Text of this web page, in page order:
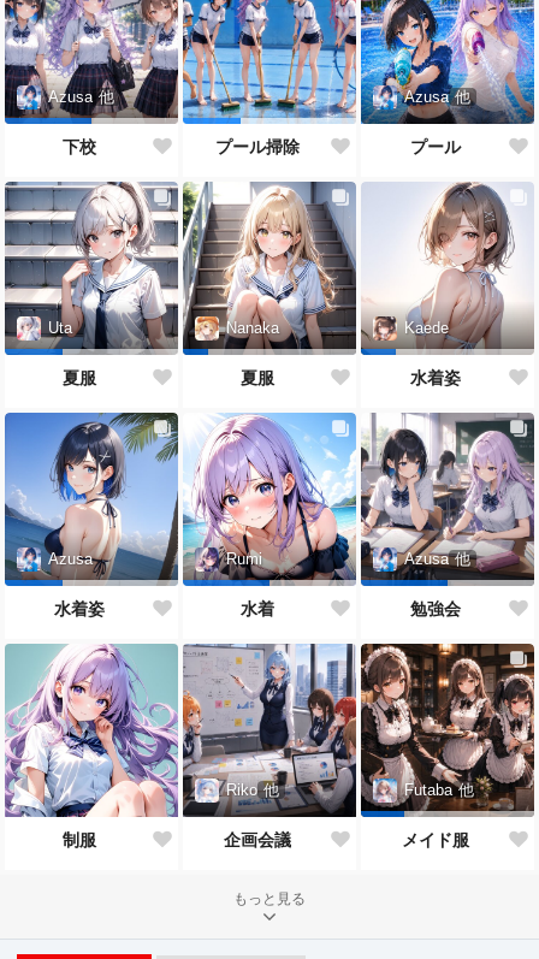
Azusa 他
下校 プール掃除
Azusa 他
プール
Uta
夏服
Nanaka
夏服
Kaede
水着姿
Azusa
水着姿
Rumi
水着
Azusa 他
勉強会
制服
Riko 他
企画会議
Futaba 他
メイド服
もっと見る